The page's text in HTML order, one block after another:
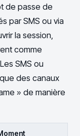
de passe de
par SMS ou via
la session,
comme
SMS ou
des canaux
» de manière